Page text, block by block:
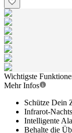
Wichtigste
Mehr Infos
Schütze Dein
Infrarot-
Intelligente
Behalte die